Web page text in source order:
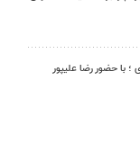
با حضور رضا علیپور